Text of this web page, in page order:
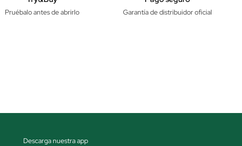
Pruébalo antes de abrirlo Garantía de distribuidor oficial
Descarga nuestra app